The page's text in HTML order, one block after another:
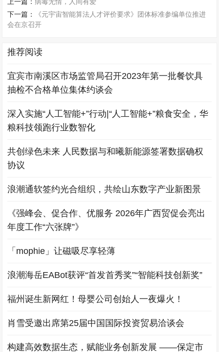
下一篇：
《元宇宙智能算法人才评价要求》团体标准参编单位推进
会在京召开
推荐阅读
宜宾市南溪区市场监管局召开2023年第一批餐饮具
抽检不合格单位集体约谈会
深入实施“人工智能+”行动|“人工智能+”粮食安全，华
粮科技领跑行业数智化
共创绿色未来 人民数据与和曦新能源签署数据确权
协议
浪潮通软签约光合组织，共绘山东数字产业新图景
《强峰会、促合作、优服务 2026年广西贸促会亮出
年度工作“六张牌”》
「mophie」让磁吸尽享轻薄
浪潮海岳EABot获评“首发首秀奖”“智能科技创新奖”
福州诞生新网红！母婴公司创始人一夜爆火！
肖雪受邀出席第25届中国国际投资贸易洽谈会
构建高效数据生态，赋能业务创新发展 ——保定市